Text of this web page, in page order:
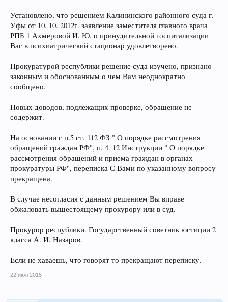
Установлено, что решением Калининского районного суда г.
Уфы от 10. 10. 2012г. заявление заместителя главного врача
РПБ 1 Ахмеровой И. Ю. о принудительной госпитализации
Вас в психиатрический стационар удовлетворено.
Прокуратурой республики решение суда изучено, признано
законным и обоснованным о чем Вам неоднократно
сообщено.
Новых доводов, подлежащих проверке, обращение не
содержит.
На основании с п.5 ст. 112 ФЗ " О порядке рассмотрения
обращений граждан РФ", п. 4. 12 Инструкции " О порядке
рассмотрения обращений и приема граждан в органах
прокуратуры РФ", переписка С Вами по указанному вопросу
прекращена.
В случае несогласия с данным решением Вы вправе
обжаловать вышестоящему прокурору или в суд.
Прокурор республики. Государственный советник юстиции 2
класса А. И. Назаров.
Если не хаваешь, что говорят то прекращают переписку.
22 июл 2015